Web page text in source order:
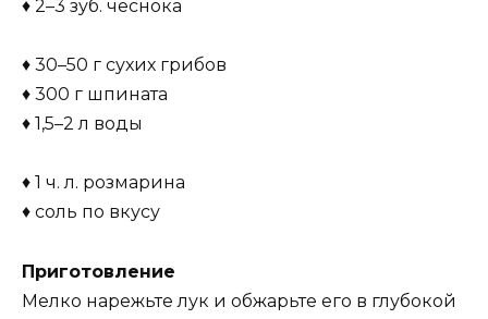
♦ 2–3 зуб. чеснока
♦ 30–50 г сухих грибов
♦ 300 г шпината
♦ 1,5–2 л воды
♦ 1 ч. л. розмарина
♦ соль по вкусу
Приготовление
Мелко нарежьте лук и обжарьте его в глубокой